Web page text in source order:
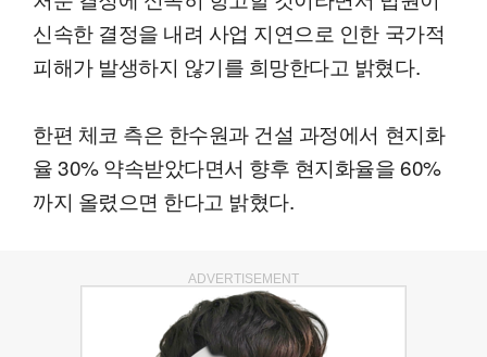
신속한 결정을 내려 사업 지연으로 인한 국가적
피해가 발생하지 않기를 희망한다고 밝혔다.
한편 체코 측은 한수원과 건설 과정에서 현지화
율 30% 약속받았다면서 향후 현지화율을 60%
까지 올렸으면 한다고 밝혔다.
ADVERTISEMENT